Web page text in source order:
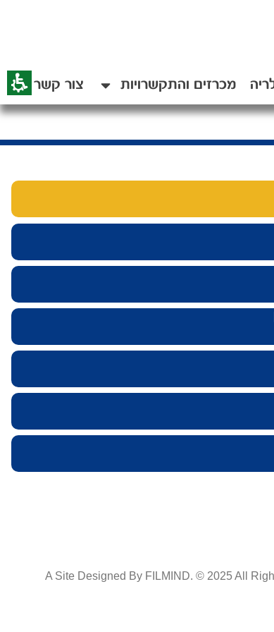
מכרזים והתקשרויות צור קשר
A Site Designed By FILMIND. © 2025 All